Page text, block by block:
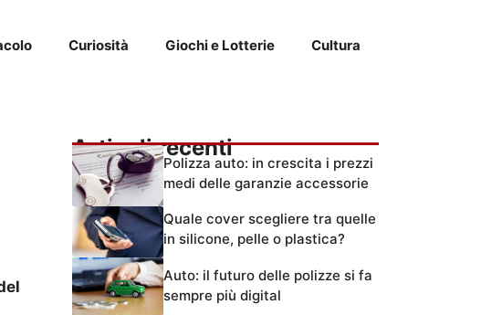
Curiosità Giochi e Lotterie Cultura
Articoli recenti
Polizza auto: in crescita i prezzi
medi delle garanzie accessorie
Quale cover scegliere tra quelle
in silicone, pelle o plastica?
Auto: il futuro delle polizze si fa
sempre più digital